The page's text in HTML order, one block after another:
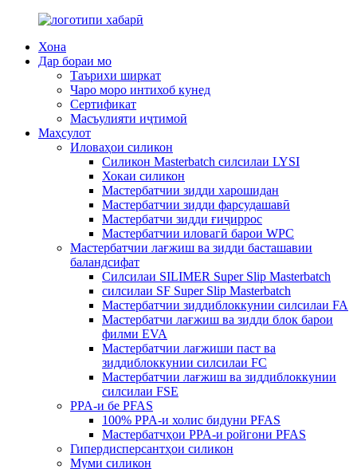
Хона
Дар бораи мо
Таърихи ширкат
Чаро моро интихоб кунед
Сертификат
Масъулияти иҷтимоӣ
Маҳсулот
Иловаҳои силикон
Силикон Masterbatch силсилаи LYSI
Хокаи силикон
Мастербатчии зидди харошидан
Мастербатчии зидди фарсудашавӣ
Мастербатчи зидди ғиҷиррос
Мастербатчии иловагӣ барои WPC
Мастербатчии лағжиш ва зидди басташавии
баландсифат
Силсилаи SILIMER Super Slip Masterbatch
силсилаи SF Super Slip Masterbatch
Мастербатчии зиддиблоккунии силсилаи FA
Мастербатчи лағжиш ва зидди блок барои
филми EVA
Мастербатчии лағжиши паст ва
зиддиблоккунии силсилаи FC
Мастербатчии лағжиш ва зиддиблоккунии
силсилаи FSE
PPA-и бе PFAS
100% PPA-и холис бидуни PFAS
Мастербатчҳои PPA-и ройгони PFAS
Гипердисперсантҳои силикон
Муми силикон